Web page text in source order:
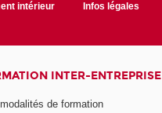
intérieur Infos légales
INTER-ENTREPRISE
de formation